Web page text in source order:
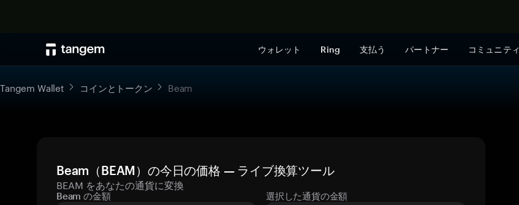
ウォレット Ring 支払う パートナー コミュニティ
Tangem Wallet コインとトークン Beam
Beam（BEAM）の今日の価格 — ライブ換算ツール
BEAM をあなたの通貨に変換
Beam の金額 選択した通貨の金額